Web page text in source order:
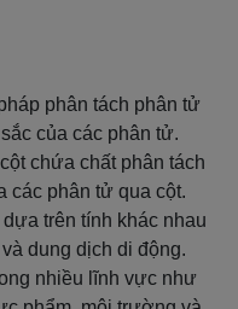
phân tách phân tử
của các phân tử.
chứa chất phân tách
các phân tử qua cột.
trên tính khác nhau
dung dịch di động.
nhiều lĩnh vực như